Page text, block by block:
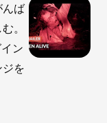
んば
。
ン
を